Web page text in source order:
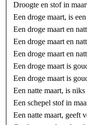
Droogte en stof in
Een droge maart, is
Een droge maart en
Een droge maart en
Een droge maart en
Een droge maart is
Een droge maart is
Een natte maart, is niks
Een schepel stof in
Een natte maart, geeft